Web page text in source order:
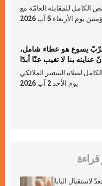
الكامل للمقابلة العامّة مع
يوم الأربعاء 5 آب 2026
يسوع هو عطاء شامل،
عنايته بنا لا تغيب عنّا أبدًا
لصلاة التبشير الملائكي
يوم الأحد 2 آب 2026
قراءة
لاستقبال البابا